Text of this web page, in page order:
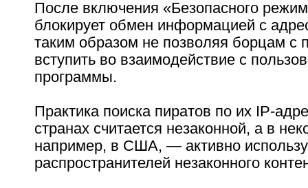
После включения «Безопасного
блокирует обмен информацией с
таким образом не позволяя борцам с
вступить во взаимодействие с
программы.
Практика поиска пиратов по их IP-
странах считается незаконной, а в
например, в США, — активно
распространителей незаконного